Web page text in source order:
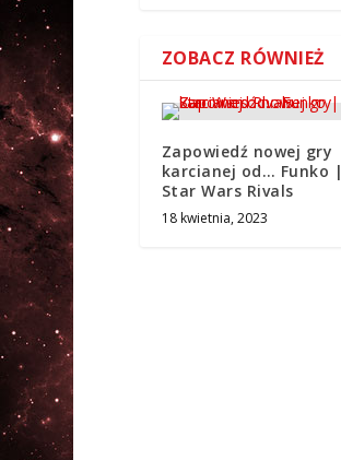
ZOBACZ RÓWNIEŻ
Zapowiedź nowej gry
karcianej od… Funko |
Star Wars Rivals
18 kwietnia, 2023